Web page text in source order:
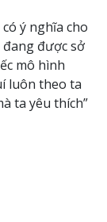
ý nghĩa cho
được sở
mô hình
luôn theo ta
ta yêu thích”